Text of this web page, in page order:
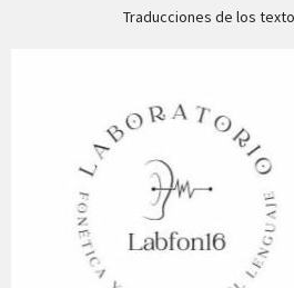
Traducciones de los